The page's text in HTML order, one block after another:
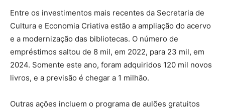
Entre os investimentos mais recentes da Secretaria de
Cultura e Economia Criativa estão a ampliação do acervo
e a modernização das bibliotecas. O número de
empréstimos saltou de 8 mil, em 2022, para 23 mil, em
2024. Somente este ano, foram adquiridos 120 mil novos
livros, e a previsão é chegar a 1 milhão.
Outras ações incluem o programa de aulões gratuitos